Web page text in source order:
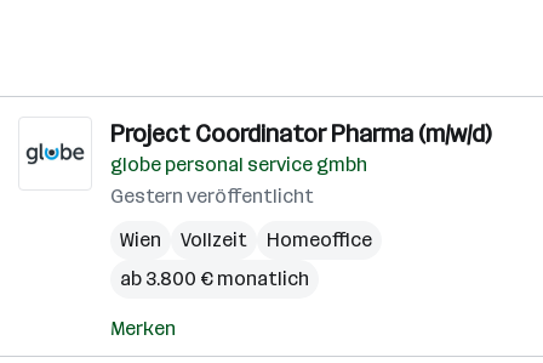
Project Coordinator Pharma (m/w/d)
globe personal service gmbh
Gestern veröffentlicht
Wien
Vollzeit
Homeoffice
ab 3.800 € monatlich
Merken